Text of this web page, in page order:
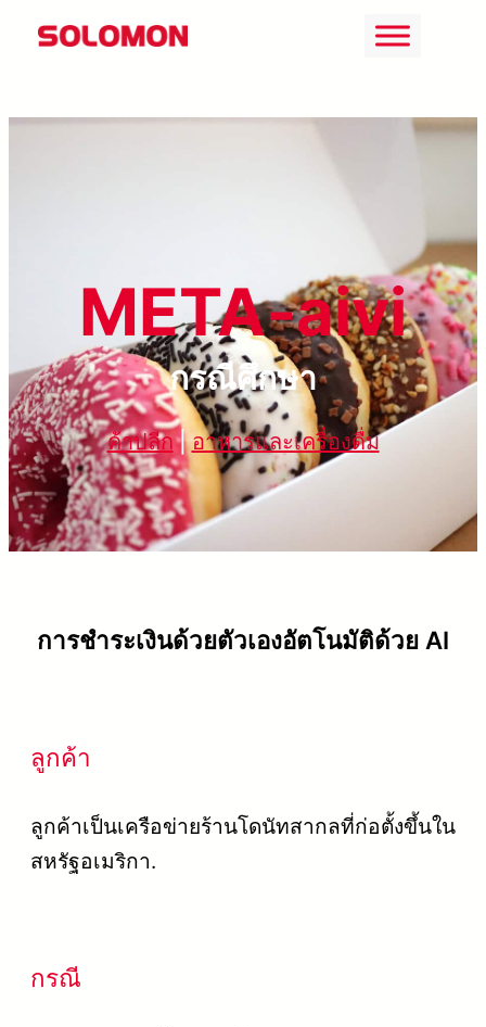
ข้าม
META-aivi
กรณีศึกษา
ค้าปลีก|อาหารและเครื่องดื่ม
การชำระเงินด้วยตัวเองอัตโนมัติด้วย AI
ลูกค้า
ลูกค้าเป็นเครือข่ายร้านโดนัทสากลที่ก่อตั้งขึ้นใน
สหรัฐอเมริกา.
กรณี